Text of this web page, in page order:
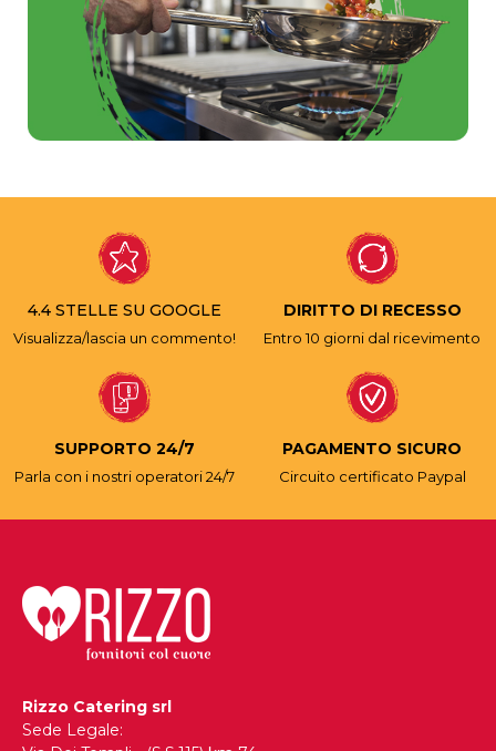
4.4 STELLE SU GOOGLE
Visualizza/lascia un commento!
DIRITTO DI RECESSO
Entro 10 giorni dal ricevimento
SUPPORTO 24/7
Parla con i nostri operatori 24/7
PAGAMENTO SICURO
Circuito certificato Paypal
Rizzo Catering srl
Sede Legale: